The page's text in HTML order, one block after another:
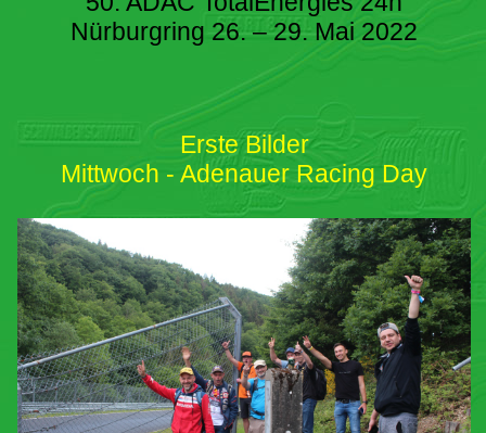
Nürburgring 26. – 29. Mai 2022
Erste Bilder
Mittwoch - Adenauer Racing Day